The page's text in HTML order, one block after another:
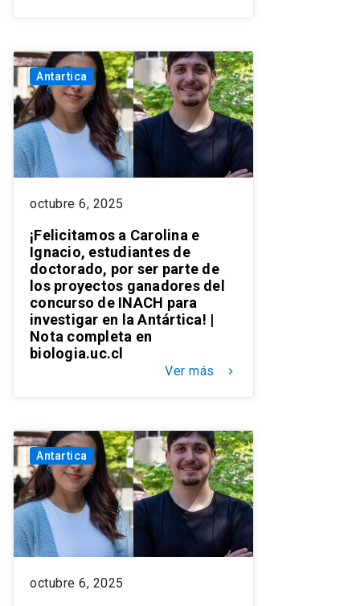
Antartica
octubre 6, 2025
¡Felicitamos a Carolina e
Ignacio, estudiantes de
doctorado, por ser parte de
los proyectos ganadores del
concurso de INACH para
investigar en la Antártica! |
Nota completa en
biologia.uc.cl
Ver más keyboard_arrow_right
Antartica
octubre 6, 2025